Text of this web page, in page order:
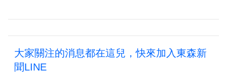
大家關注的消息都在這兒，快來加入東森新
聞LINE